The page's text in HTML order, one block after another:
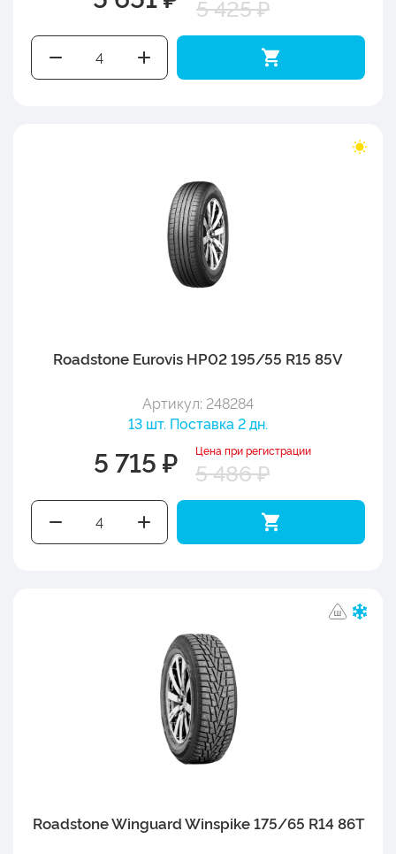
5 425 ₽
Roadstone Eurovis HP02 195/55 R15 85V
Артикул: 248284
13 шт. Поставка 2 дн.
5 715 ₽ Цена при регистрации
5 486 ₽
Roadstone Winguard Winspike 175/65 R14 86T